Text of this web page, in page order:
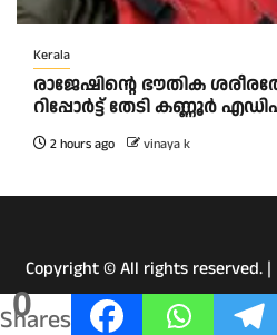
0
Shares
Kerala
രാജേഷിന്റെ ഭൗതിക
റിപ്പോർട്ട് തേടി കണ്ണൂർ
2 hours ago vinaya k
Copyright © All rights reserved. |